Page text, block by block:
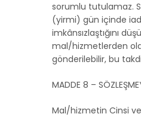
sorumlu tutulamaz.
(yirmi) gün içinde
imkânsızlaştığını
mal/hizmetlerden
gönderilebilir, bu
MADDE 8 –
Mal/hizmetin Cinsi